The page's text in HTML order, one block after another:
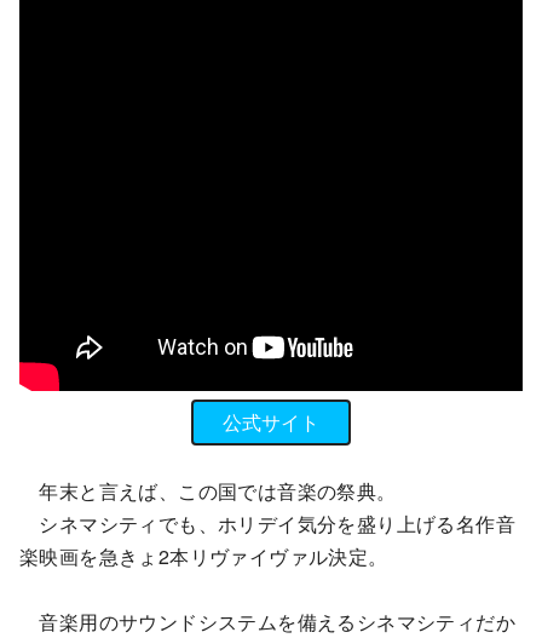
公式サイト
年末と言えば、この国では音楽の祭典。
シネマシティでも、ホリデイ気分を盛り上げる名作音
楽映画を急きょ2本リヴァイヴァル決定。
音楽用のサウンドシステムを備えるシネマシティだか